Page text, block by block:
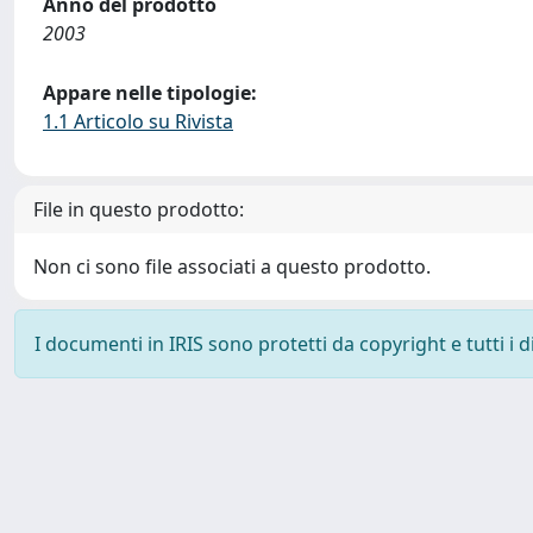
2003
Appare nelle tipologie:
1.1 Articolo su Rivista
File in questo prodotto:
Non ci sono file associati a questo prodotto.
I documenti in IRIS sono protetti da copyright e tutti i